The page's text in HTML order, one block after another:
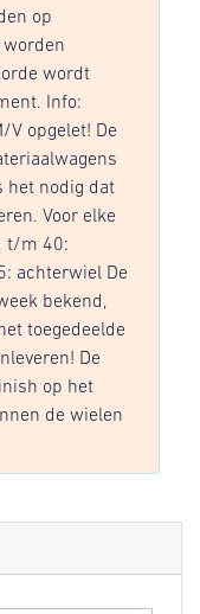
op
wordt
Info:
V opgelet! De
het nodig dat
Voor elke
t/m 40:
achterwiel De
bekend,
toegedeelde
De
op het
de wielen